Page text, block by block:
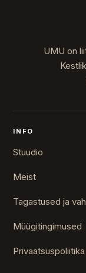
UMU on
INFO
Stuudio
Meist
Tagastused ja
Müügitingimused
Privaatsuspoliitika